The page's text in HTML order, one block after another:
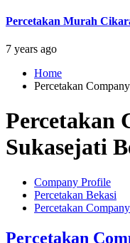
Percetakan Murah
7 years ago
Home
Percetakan
Percetakan
Sukasejati
Company Profile
Percetakan Bekasi
Percetakan
Percetakan